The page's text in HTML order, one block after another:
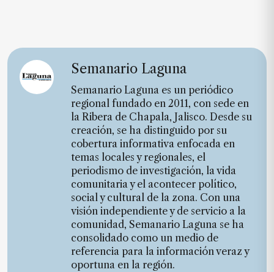
Semanario Laguna
Semanario Laguna es un periódico
regional fundado en 2011, con sede en
la Ribera de Chapala, Jalisco. Desde su
creación, se ha distinguido por su
cobertura informativa enfocada en
temas locales y regionales, el
periodismo de investigación, la vida
comunitaria y el acontecer político,
social y cultural de la zona. Con una
visión independiente y de servicio a la
comunidad, Semanario Laguna se ha
consolidado como un medio de
referencia para la información veraz y
oportuna en la región.